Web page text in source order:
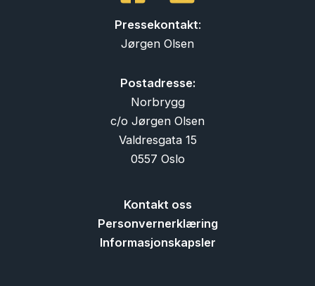
Pressekontakt:
Jørgen Olsen
Postadresse:
Norbrygg
c/o Jørgen Olsen
Valdresgata 15
0557 Oslo
Kontakt oss
Personvernerklæring
Informasjonskapsler